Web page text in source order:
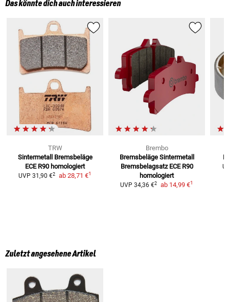
Das könnte dich auch interessieren
TRW
Sintermetall Bremsbeläge
ECE R90 homologiert
UVP 31,90 €2 ab 28,71 €1
Brembo
Bremsbeläge Sintermetall
Bremsbelagsatz ECE R90
homologiert
UVP 34,36 €2 ab 14,99 €1
Zuletzt angesehene Artikel